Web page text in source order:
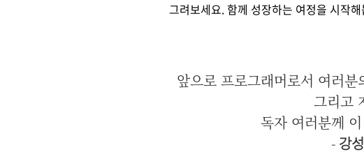
그려보세요. 함께 성장하는 여정을 시작
앞으로 프로그래머로서 여러
그리고
독자 여러분께
- 강